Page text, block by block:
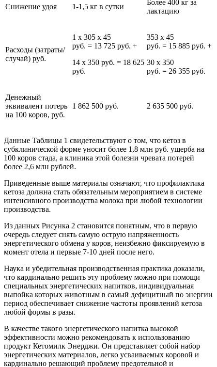
Снижение удоя 1-1,5 кг в сутки
Более 400 кг за
лактацию
Расходы (затраты/
случай) руб.
1 х 305 х 45
руб. = 13 725 руб. +
14 х 350 руб. = 18 625
руб.
353 х 45
руб. = 15 885 руб. +
30 х 350
руб. = 26 355 руб.
Денежный
эквивалент потерь
на 100 коров, руб.
1 862 500 руб. 2 635 500 руб.
Данные Таблицы 1 свидетельствуют о том, что кетоз в
субклинической форме уносит более 1,8 млн руб. ущерба на
100 коров стада, а клиника этой болезни чревата потерей
более 2,6 млн рублей.
Приведенные выше материалы означают, что профилактика
кетоза должна стать обязательным мероприятием в системе
интенсивного производства молока при любой технологии
производства.
Из данных Рисунка 2 становится понятным, что в первую
очередь следует снять самую острую напряженность
энергетического обмена у коров, неизбежно фиксируемую в
момент отела и первые 7-10 дней после него.
Наука и убедительная производственная практика доказали,
что кардинально решить эту проблему можно при помощи
специальных энергетических напитков, индивидуальная
выпойка которых животным в самый дефицитный по энергии
период обеспечивает снижение частоты проявлений кетоза
любой формы в разы.
В качестве такого энергетического напитка высокой
эффективности можно рекомендовать к использованию
продукт Кетомилк Энерджи. Он представляет собой набор
энергетических материалов, легко усваиваемых коровой и
кардинально решающий проблему предотельной и